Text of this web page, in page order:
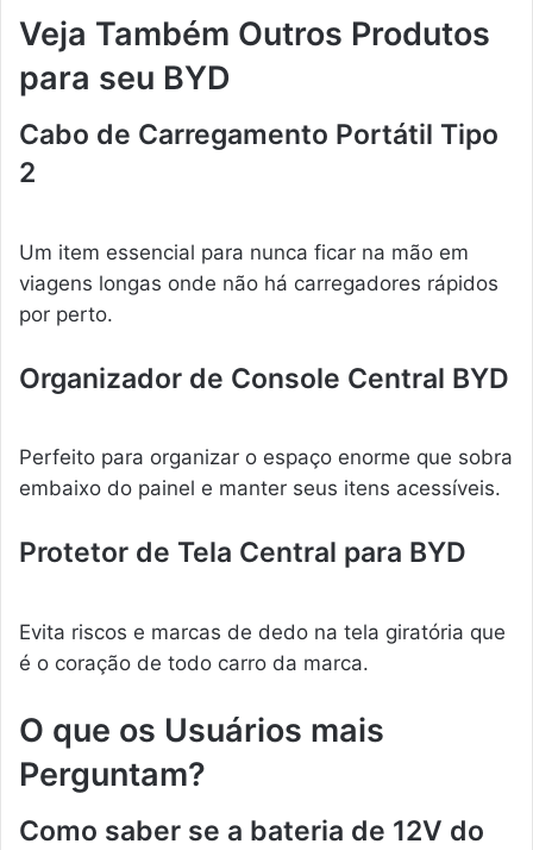
Veja Também Outros Produtos
para seu BYD
Cabo de Carregamento Portátil Tipo
2
Um item essencial para nunca ficar na mão em
viagens longas onde não há carregadores rápidos
por perto.
Organizador de Console Central BYD
Perfeito para organizar o espaço enorme que sobra
embaixo do painel e manter seus itens acessíveis.
Protetor de Tela Central para BYD
Evita riscos e marcas de dedo na tela giratória que
é o coração de todo carro da marca.
O que os Usuários mais
Perguntam?
Como saber se a bateria de 12V do